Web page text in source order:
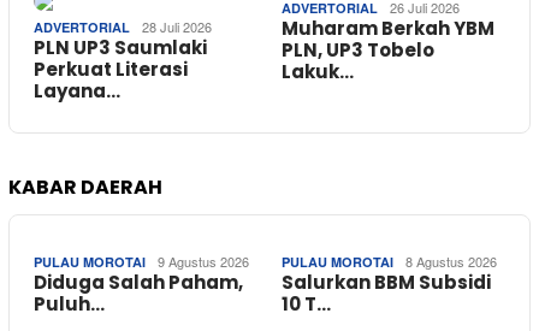
ADVERTORIAL 28 Juli 2026
PLN UP3 Saumlaki
Perkuat Literasi
Layana…
ADVERTORIAL 26 Juli 2026
Muharam Berkah YBM
PLN, UP3 Tobelo
Lakuk…
KABAR DAERAH
PULAU MOROTAI 9 Agustus 2026
Diduga Salah Paham,
Puluh…
PULAU MOROTAI 8 Agustus 2026
Salurkan BBM Subsidi
10 T…